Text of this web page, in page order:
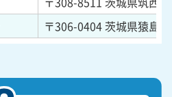
〒306-0404茨城県猿島